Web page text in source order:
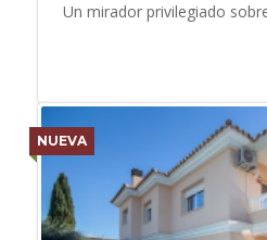
Un mirador privilegiado
NUEVA